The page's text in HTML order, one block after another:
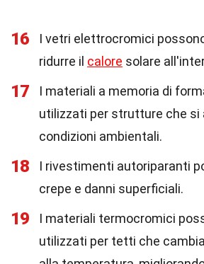
16
I vetri elettrocromici
ridurre il calore solare
17
I materiali a memoria di
utilizzati per strutture che si
condizioni ambientali.
18
I rivestimenti autoriparanti
crepe e danni superficiali.
19
I materiali termocromici
utilizzati per tetti che